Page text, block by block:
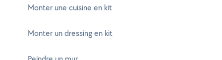
Monter une cuisine en kit
Monter un dressing en kit